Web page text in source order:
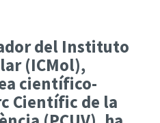
del Instituto
(ICMol),
científico-
Científic de la